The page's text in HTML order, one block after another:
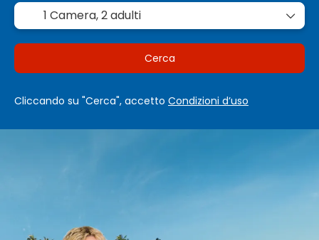
1 Camera,2 adulti
Cerca
Cliccando su "Cerca", accetto Condizioni d’uso